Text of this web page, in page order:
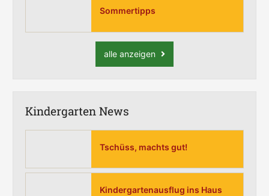
Sommertipps
alle anzeigen
Kindergarten News
Tschüss, machts gut!
Kindergartenausflug ins Haus